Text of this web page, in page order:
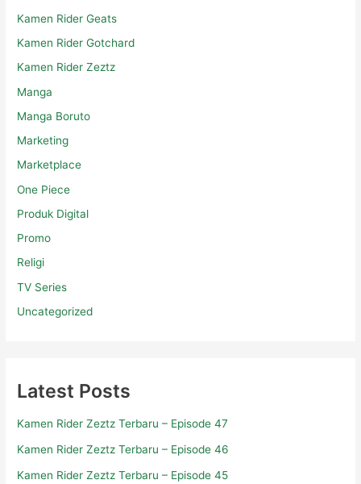
Kamen Rider Geats
Kamen Rider Gotchard
Kamen Rider Zeztz
Manga
Manga Boruto
Marketing
Marketplace
One Piece
Produk Digital
Promo
Religi
TV Series
Uncategorized
Latest Posts
Kamen Rider Zeztz Terbaru – Episode 47
Kamen Rider Zeztz Terbaru – Episode 46
Kamen Rider Zeztz Terbaru – Episode 45